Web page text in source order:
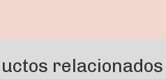
relacionados